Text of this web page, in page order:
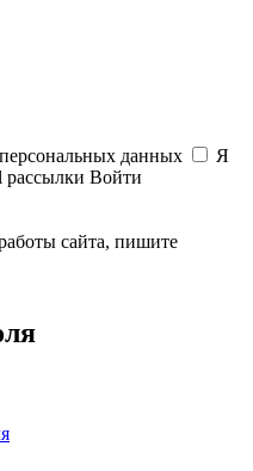
данных
Я
рассылки Войти
сайта, пишите